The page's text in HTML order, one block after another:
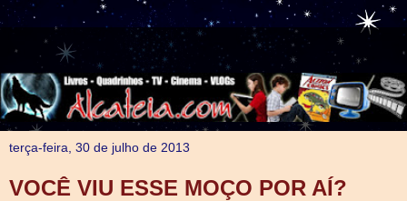
terça-feira, 30 de julho de 2013
VOCÊ VIU ESSE MOÇO POR AÍ?